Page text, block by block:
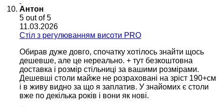
Антон
5 out of 5
11.03.2026
Cтіл з регулюванням висоти PRO
Обирав дуже довго, спочатку хотілось знайти щось
дешевше, але це нереально. + тут безкоштовна
доставка і розмір стільниці за вашими розмірами.
Дешевші столи майже не розраховані на зріст 190+см
і в живу видно за що я заплатив. У знайомих є столи
вже по декілька років і вони як нові.